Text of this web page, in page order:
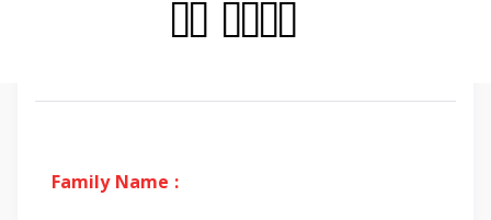
Family Name :